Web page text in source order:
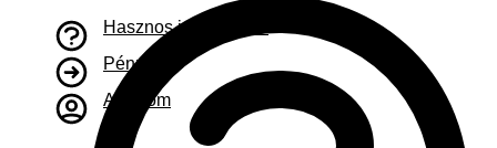
Hasznos információk
Pénztár
A fiókom